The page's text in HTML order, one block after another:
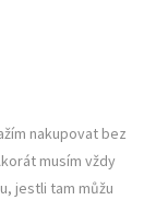
nakupovat bez
musím vždy
jestli tam můžu